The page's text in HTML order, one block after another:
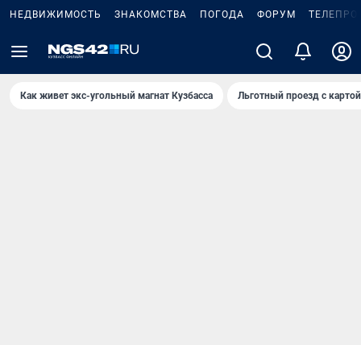
НЕДВИЖИМОСТЬ ЗНАКОМСТВА ПОГОДА ФОРУМ
Как живет экс-угольный магнат Кузбасса Льготный проезд с